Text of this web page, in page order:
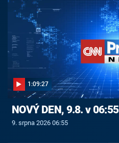
1:09:27
NOVÝ DEN, 9.8. v 06:55
9. srpna 2026 06:55